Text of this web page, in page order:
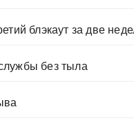
блэкаут за две
без тыла